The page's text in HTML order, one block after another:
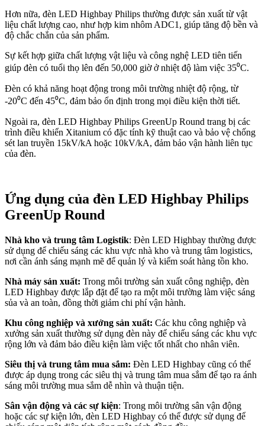
Hơn nữa, đèn LED Highbay Philips thường được sản xuất từ vật
liệu chất lượng cao, như hợp kim nhôm ADC1, giúp tăng độ bền và
độ chắc chắn của sản phẩm.
Sự kết hợp giữa chất lượng vật liệu và công nghệ LED tiên tiến
giúp đèn có tuổi thọ lên đến 50,000 giờ ở nhiệt độ làm việc 35⁰C.
Đèn có khả năng hoạt động trong môi trường nhiệt độ rộng, từ
-20⁰C đến 45⁰C, đảm bảo ổn định trong mọi điều kiện thời tiết.
Ngoài ra, đèn LED Highbay Philips GreenUp Round trang bị các
trình điều khiển Xitanium có đặc tính kỹ thuật cao và bảo vệ chống
sét lan truyền 15kV/kA hoặc 10kV/kA, đảm bảo vận hành liên tục
của đèn.
Ứng dụng của đèn LED Highbay Philips
GreenUp Round
Nhà kho và trung tâm Logistik: Đèn LED Highbay thường được
sử dụng để chiếu sáng các khu vực nhà kho và trung tâm logistics,
nơi cần ánh sáng mạnh mẽ để quản lý và kiểm soát hàng tồn kho.
Nhà máy sản xuất: Trong môi trường sản xuất công nghiệp, đèn
LED Highbay được lắp đặt để tạo ra một môi trường làm việc sáng
sủa và an toàn, đồng thời giảm chi phí vận hành.
Khu công nghiệp và xưởng sản xuất: Các khu công nghiệp và
xưởng sản xuất thường sử dụng đèn này để chiếu sáng các khu vực
rộng lớn và đảm bảo điều kiện làm việc tốt nhất cho nhân viên.
Siêu thị và trung tâm mua sắm: Đèn LED Highbay cũng có thể
được áp dụng trong các siêu thị và trung tâm mua sắm để tạo ra ánh
sáng môi trường mua sắm dễ nhìn và thuận tiện.
Sân vận động và các sự kiện: Trong môi trường sân vận động
hoặc các sự kiện lớn, đèn LED Highbay có thể được sử dụng để